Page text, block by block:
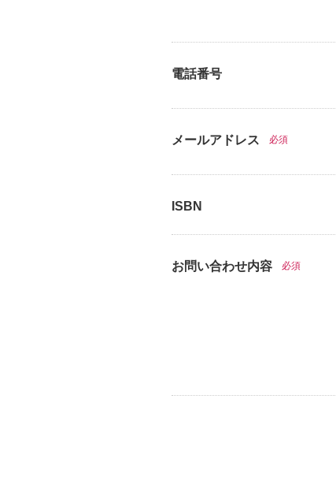
電話番号
メールアドレス 必須
ISBN
お問い合わせ内容 必須